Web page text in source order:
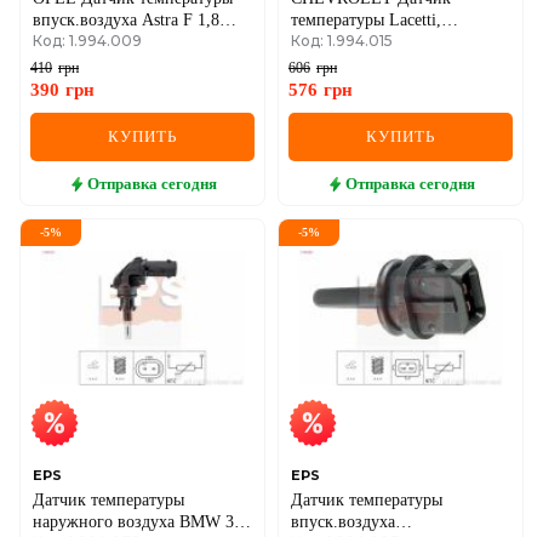
SSANGYONG
SUBARU
SUZUKI
TESLA
TOYOTA
VOLVO
ZEEKR
впуск.воздуха Astra F 1,8
16V. RENAULT Kangoo,
Trafic.
Код: 1.994.009
410 грн
390 грн
КУПИТЬ
Отправка сегодня
температуры Lacetti,
Matiz.,Laguna,Megane,Safrane
Код: 1.994.015
606 грн
576 грн
КУПИТЬ
Отправка сегодня
-5%
EPS
Датчик температуры
наружного воздуха BMW 3
-5%
EPS
Датчик температуры
впуск.воздуха